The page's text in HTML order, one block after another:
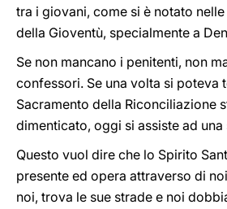
tra i giovani, come si è notato
della Gioventù, specialmente a
Se non mancano i penitenti, non
confessori. Se una volta si poteva
Sacramento della Riconciliazione
dimenticato, oggi si assiste ad una
Questo vuol dire che lo Spirito
presente ed opera attraverso di
noi, trova le sue strade e noi